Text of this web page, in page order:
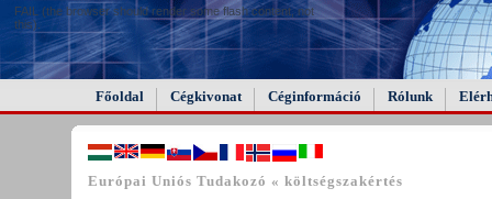
FAIL (the browser should render some flash content, not
this).
Főoldal Cégkivonat Céginformáció Rólunk
Európai Uniós Tudakozó « költségszakértés